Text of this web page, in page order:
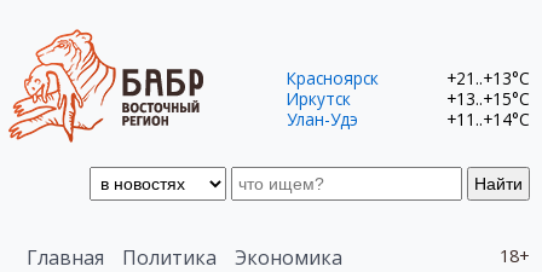
Найти
Красноярск
+21..+13°C
Иркутск
+13..+15°C
Улан-Удэ
+11..+14°C
18+
Главная Политика
Экономика